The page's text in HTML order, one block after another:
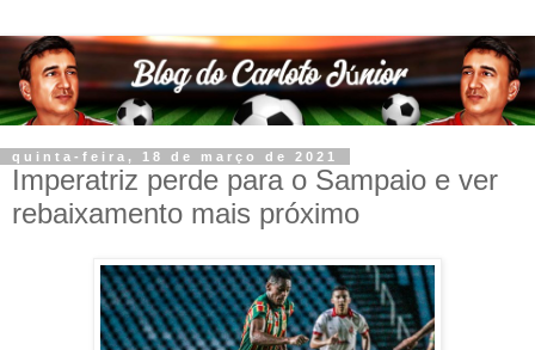
quinta-feira, 18 de março de 2021
Imperatriz perde para o Sampaio e ver
rebaixamento mais próximo